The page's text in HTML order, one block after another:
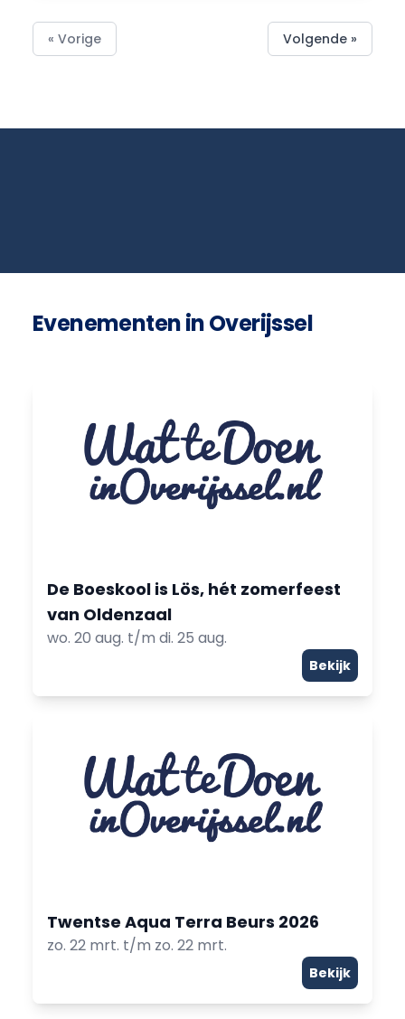
« Vorige Volgende »
Evenementen in Overijssel
De Boeskool is Lös, hét zomerfeest
van Oldenzaal
wo. 20 aug. t/m di. 25 aug.
Bekijk
Twentse Aqua Terra Beurs 2026
zo. 22 mrt. t/m zo. 22 mrt.
Bekijk